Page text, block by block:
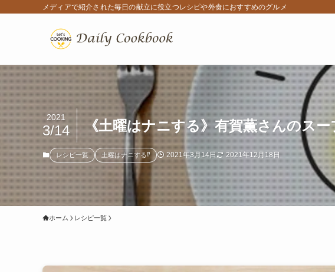
メディアで紹介された毎日の献立に役立つレシピや外食におすすめのグルメ
《土曜はナニする》有賀薫さんのス
2021
3/14
レシピ一覧 土曜はナニする⁉ 2021年3月14日 2021年12月18日
ホーム レシピ一覧